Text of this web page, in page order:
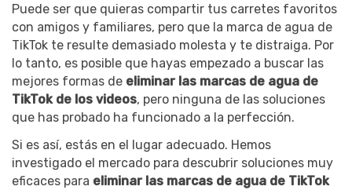
Puede ser que quieras compartir tus carretes favoritos
con amigos y familiares, pero que la marca de agua de
TikTok te resulte demasiado molesta y te distraiga. Por
lo tanto, es posible que hayas empezado a buscar las
mejores formas de eliminar las marcas de agua de
TikTok de los videos, pero ninguna de las soluciones
que has probado ha funcionado a la perfección.
Si es así, estás en el lugar adecuado. Hemos
investigado el mercado para descubrir soluciones muy
eficaces para eliminar las marcas de agua de TikTok